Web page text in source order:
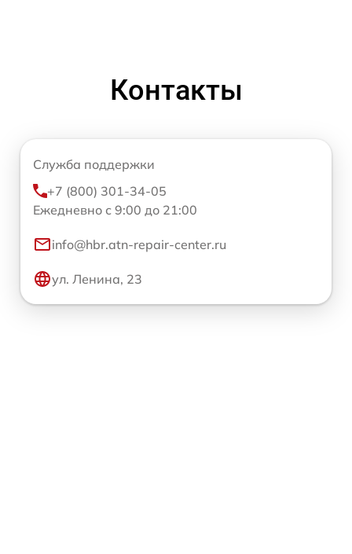
Контакты
Служба поддержки
+7 (800) 301-34-05
Ежедневно с 9:00 до 21:00
info@hbr.atn-repair-center.ru
ул. Ленина, 23